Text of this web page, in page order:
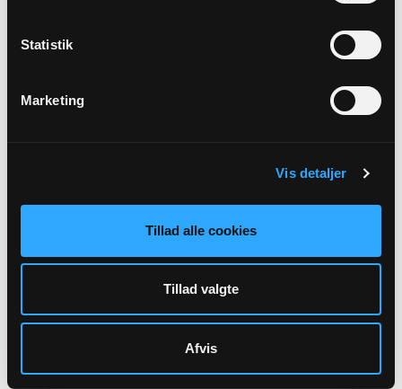
Statistik
Marketing
Vis detaljer
Tillad alle cookies
Tillad valgte
Afvis
15
Sogneaften i Væggerskilde
Væggerskilde Kirke, kl. 19:00
Alle arrangementer